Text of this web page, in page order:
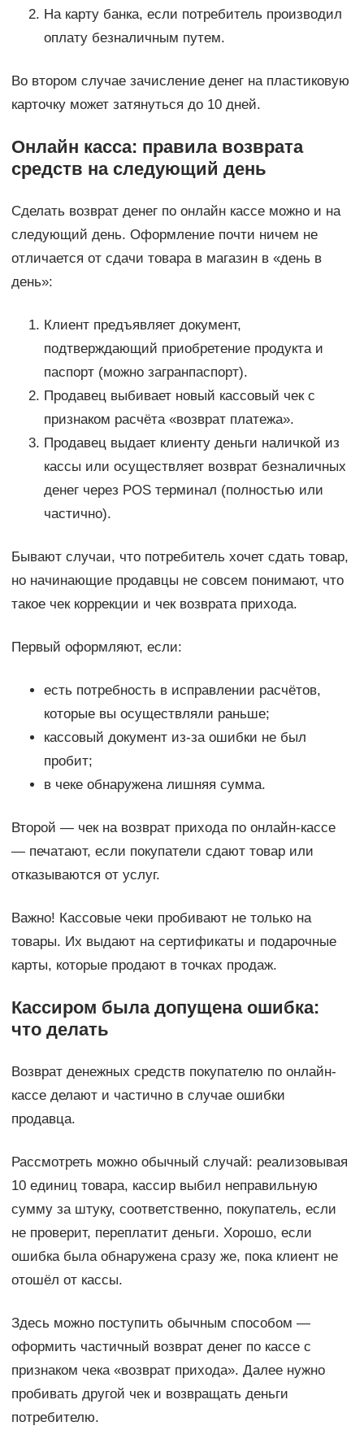
На карту банка, если потребитель производил
оплату безналичным путем.
Во втором случае зачисление денег на пластиковую
карточку может затянуться до 10 дней.
Онлайн касса: правила возврата
средств на следующий день
Сделать возврат денег по онлайн кассе можно и на
следующий день. Оформление почти ничем не
отличается от сдачи товара в магазин в «день в
день»:
Клиент предъявляет документ,
подтверждающий приобретение продукта и
паспорт (можно загранпаспорт).
Продавец выбивает новый кассовый чек с
признаком расчёта «возврат платежа».
Продавец выдает клиенту деньги наличкой из
кассы или осуществляет возврат безналичных
денег через POS терминал (полностью или
частично).
Бывают случаи, что потребитель хочет сдать товар,
но начинающие продавцы не совсем понимают, что
такое чек коррекции и чек возврата прихода.
Первый оформляют, если:
есть потребность в исправлении расчётов,
которые вы осуществляли раньше;
кассовый документ из-за ошибки не был
пробит;
в чеке обнаружена лишняя сумма.
Второй — чек на возврат прихода по онлайн-кассе
— печатают, если покупатели сдают товар или
отказываются от услуг.
Важно! Кассовые чеки пробивают не только на
товары. Их выдают на сертификаты и подарочные
карты, которые продают в точках продаж.
Кассиром была допущена ошибка:
что делать
Возврат денежных средств покупателю по онлайн-
кассе делают и частично в случае ошибки
продавца.
Рассмотреть можно обычный случай: реализовывая
10 единиц товара, кассир выбил неправильную
сумму за штуку, соответственно, покупатель, если
не проверит, переплатит деньги. Хорошо, если
ошибка была обнаружена сразу же, пока клиент не
отошёл от кассы.
Здесь можно поступить обычным способом —
оформить частичный возврат денег по кассе с
признаком чека «возврат прихода». Далее нужно
пробивать другой чек и возвращать деньги
потребителю.